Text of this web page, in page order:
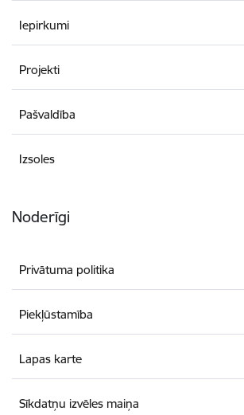
Iepirkumi
Projekti
Pašvaldība
Izsoles
Noderīgi
Privātuma politika
Piekļūstamība
Lapas karte
Sīkdatņu izvēles maiņa